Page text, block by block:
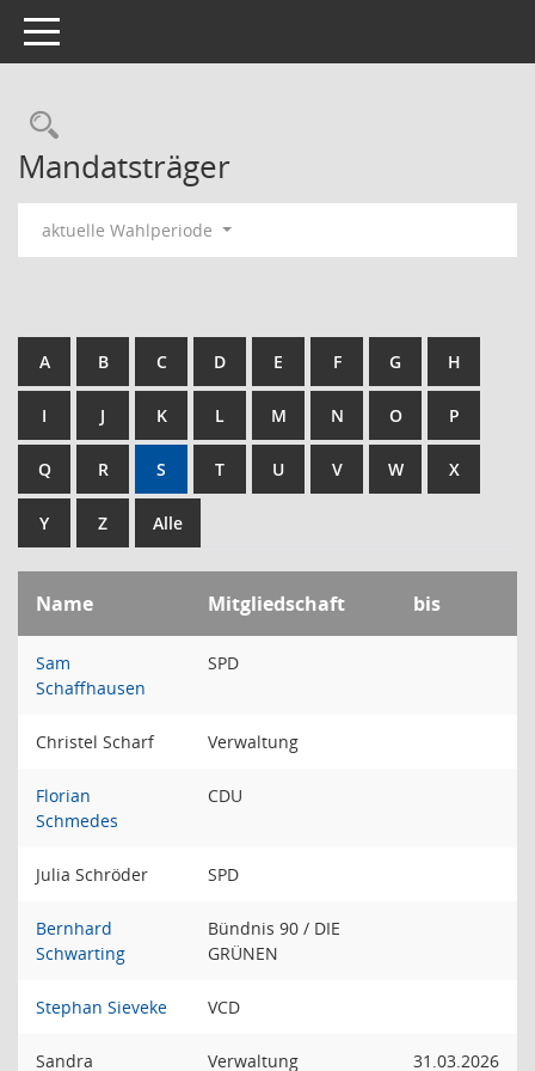
Toggle navigation
Rechercheauswahl
Mandatsträger
aktuelle Wahlperiode
A B C D E F G H
I J K L M N O P
Q R S T U V W X
Y Z Alle
Name Mitgliedschaft bis
Sam
Schaffhausen
SPD
Christel Scharf Verwaltung
Florian
Schmedes
CDU
Julia Schröder SPD
Bernhard
Schwarting
Bündnis 90 / DIE
GRÜNEN
Stephan Sieveke VCD
Sandra Verwaltung 31.03.2026